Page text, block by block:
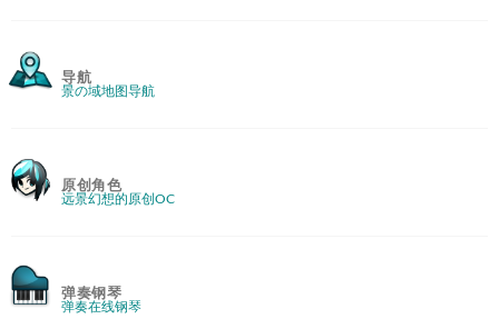
导航
景の域地图导航
原创角色
远景幻想的原创OC
弹奏钢琴
弹奏在线钢琴